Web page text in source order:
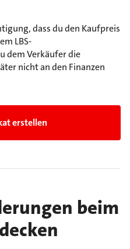
dass du den Kaufpreis
LBS-
dem Verkäufer die
nicht an den Finanzen
erstellen
beim